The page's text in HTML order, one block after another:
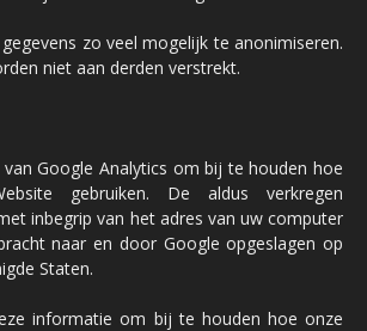
zo veel mogelijk te anonimiseren.
niet aan derden verstrekt.
Google Analytics om bij te houden hoe
gebruiken. De aldus verkregen
inbegrip van het adres van uw computer
naar en door Google opgeslagen op
Staten.
informatie om bij te houden hoe onze